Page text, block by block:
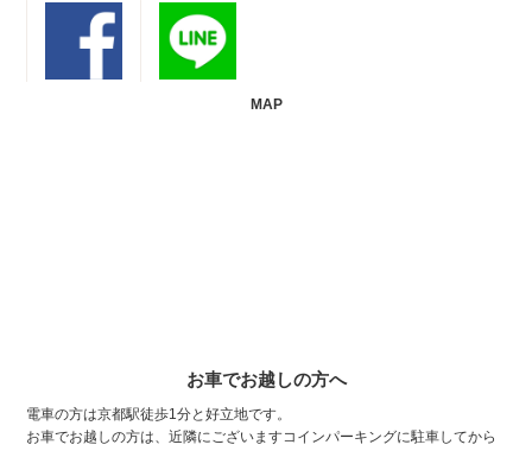
MAP
お車でお越しの方へ
電車の方は京都駅徒歩1分と好立地です。
お車でお越しの方は、近隣にございますコインパーキングに駐車してから